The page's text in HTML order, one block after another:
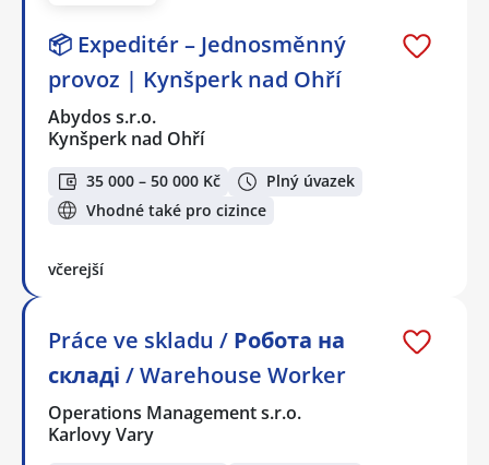
📦 Expeditér – Jednosměnný
provoz | Kynšperk nad Ohří
Abydos s.r.o.
Kynšperk nad Ohří
35 000 – 50 000 Kč
Plný úvazek
Vhodné také pro cizince
včerejší
Práce ve skladu / Робота на
складі / Warehouse Worker
Operations Management s.r.o.
Karlovy Vary